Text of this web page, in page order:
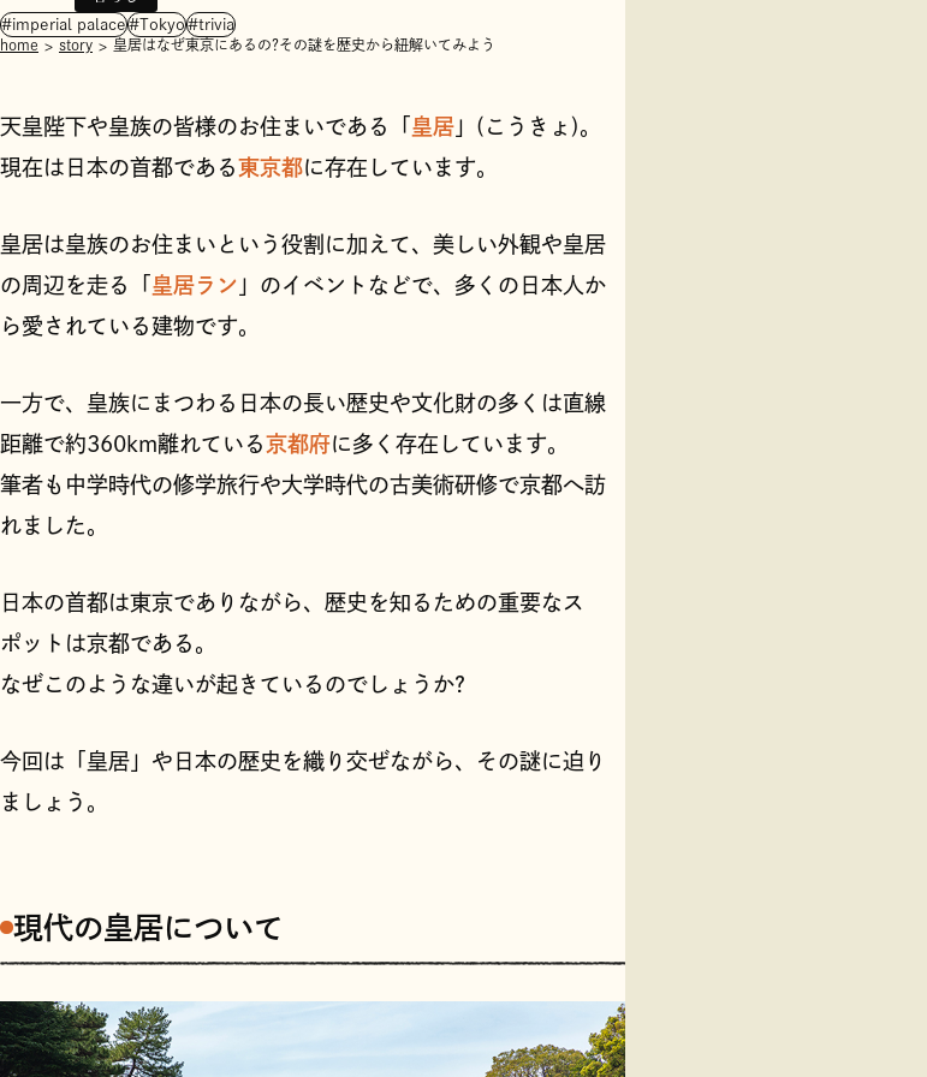
#imperial palace#Tokyo#trivia
home story 皇居はなぜ東京にあるの?その謎を歴史から紐解いてみよう
天皇陛下や皇族の皆様のお住まいである「 皇居 」(こうきょ)。
現在は日本の首都である東京都に存在しています。
皇居は皇族のお住まいという役割に加えて、美しい外観や皇居
の周辺を走る「 皇居ラン 」のイベントなどで、多くの日本人か
ら愛されている建物です。
一方で、皇族にまつわる日本の長い歴史や文化財の多くは直線
距離で約360km離れている京都府に多く存在しています。
筆者も中学時代の修学旅行や大学時代の古美術研修で京都へ訪
れました。
日本の首都は東京でありながら、歴史を知るための重要なス
ポットは京都である。
なぜこのような違いが起きているのでしょうか?
今回は「皇居」や日本の歴史を織り交ぜながら、その謎に迫り
ましょう。
現代の皇居について